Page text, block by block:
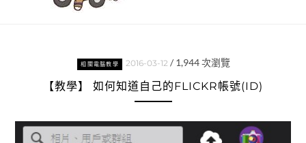
相關電腦教學 2016-03-12 / 1,944次瀏覽
【教學】 如何知道自己的FLICKR帳號(ID)